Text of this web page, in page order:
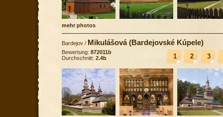
mehr photos
Bardejov / Mikulášová (Bardejovské Kúpele)
1 2 3
Bewertung: 872011b
Durchschnitt: 2.4b